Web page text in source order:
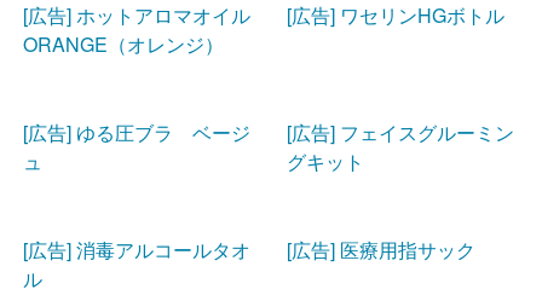
[広告] ホットアロマオイル
ORANGE（オレンジ）
[広告] ワセリンHGボトル
[広告] ゆる圧ブラ ベージ
ュ
[広告] フェイスグルーミン
グキット
[広告] 消毒アルコールタオ
ル
[広告] 医療用指サック